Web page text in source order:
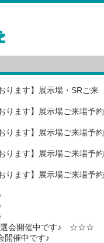
ります】展示場・SRご来
ります】展示場ご来場予約
ります】展示場ご来場予約
ります】展示場ご来場予約
ります】展示場ご来場予約
選会開催中です♪ ☆☆☆
開催中です♪